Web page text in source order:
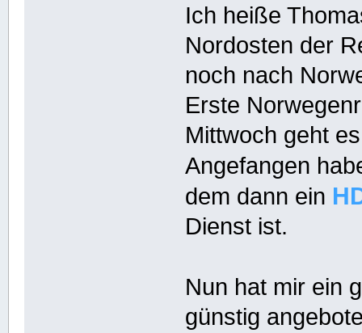
Ich heiße
Nordosten der
noch nach
Erste
Mittwoch geht
Angefangen
dem dann ein
Dienst ist.
Nun hat mir ein
günstig